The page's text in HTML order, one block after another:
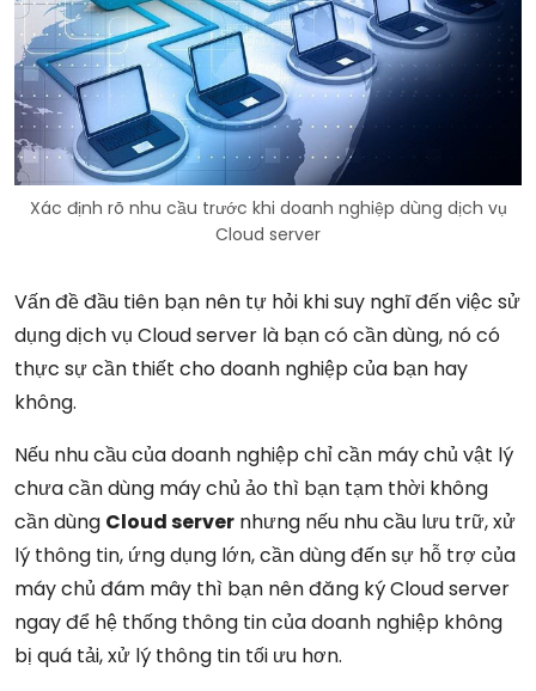
Xác định rõ nhu cầu trước khi doanh nghiệp dùng dịch vụ
Cloud server
Vấn đề đầu tiên bạn nên tự hỏi khi suy nghĩ đến việc sử
dụng dịch vụ Cloud server là bạn có cần dùng, nó có
thực sự cần thiết cho doanh nghiệp của bạn hay
không.
Nếu nhu cầu của doanh nghiệp chỉ cần máy chủ vật lý
chưa cần dùng máy chủ ảo thì bạn tạm thời không
cần dùng Cloud server nhưng nếu nhu cầu lưu trữ, xử
lý thông tin, ứng dụng lớn, cần dùng đến sự hỗ trợ của
máy chủ đám mây thì bạn nên đăng ký Cloud server
ngay để hệ thống thông tin của doanh nghiệp không
bị quá tải, xử lý thông tin tối ưu hơn.